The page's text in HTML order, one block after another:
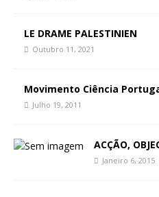
LE DRAME PALESTINIEN
Outubro 11, 2021
Movimento Ciência
Julho 19, 2011
ACÇÃO,
Janeiro 6, 2015